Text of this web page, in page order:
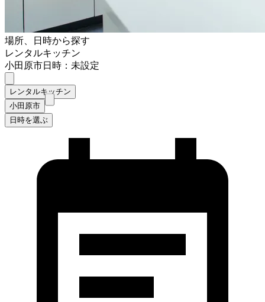
場所、日時から探す
レンタルキッチン
小田原市日時：未設定
レンタルキッチン
小田原市
日時を選ぶ